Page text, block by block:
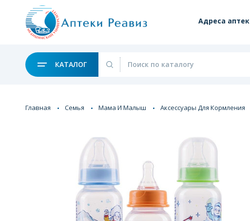
Адреса аптек
КАТАЛОГ
Главная Семья Мама И Малыш Аксессуары Для Кормления